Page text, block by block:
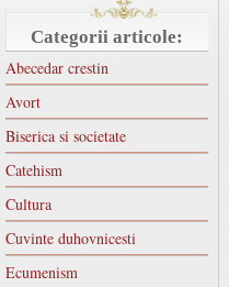
Categorii articole:
Abecedar crestin
Avort
Biserica si societate
Catehism
Cultura
Cuvinte duhovnicesti
Ecumenism